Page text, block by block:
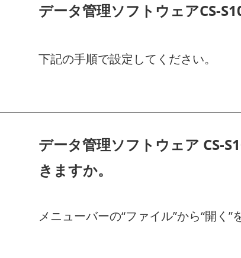
データ管理ソフトウェアCS-
下記の手順で設定してください。
データ管理ソフトウェア CS-
きますか。
メニューバーの“ファイル”から“開く”